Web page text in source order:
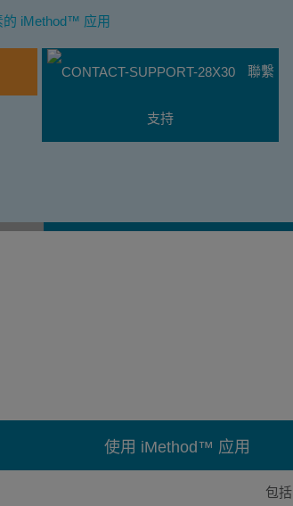
的 iMethod™ 应用
聯繫
支持
使用 iMethod™ 应用
包括